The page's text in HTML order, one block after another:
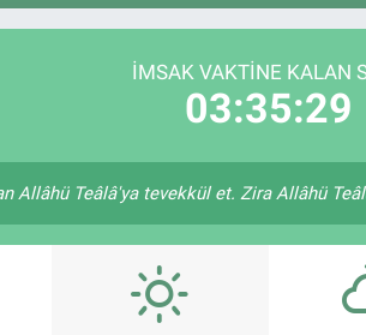
İMSAK VAKTINE KALAN
03:35:29
Allâhü Teâlâ'ya tevekkül et. Zira Allâhü